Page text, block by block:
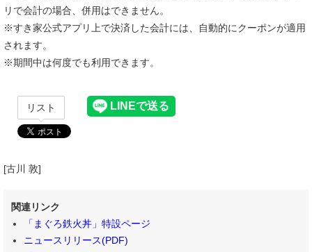
リで会計の場合、併用はできません。
※すき家公式アプリ上で決済した会計には、自動的にクーポンが適用
されます。
※期間中は何度でも利用できます。
リスト
[古川 敦]
関連リンク
「まぐろ鉄火丼」特設ページ
ニュースリリース(PDF)